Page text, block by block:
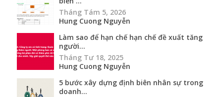
Tháng Tám 5, 2026
Hung Cuong Nguyễn
Làm sao để hạn chế hạn chế đề xuất tăng
người...
Tháng Tư 18, 2025
Hung Cuong Nguyễn
5 bước xây dựng định biên nhân sự trong
doanh...